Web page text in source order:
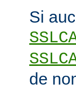
Si
de